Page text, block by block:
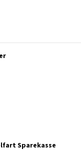
Sparekasse